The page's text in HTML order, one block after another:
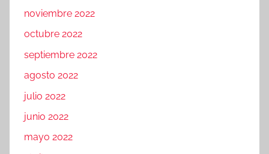
noviembre 2022
octubre 2022
septiembre 2022
agosto 2022
julio 2022
junio 2022
mayo 2022